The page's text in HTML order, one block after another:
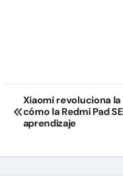
Navegación
de
Xiaomi revoluciona
cómo la Redmi Pad
aprendizaje